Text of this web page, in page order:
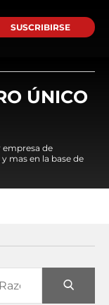
SUSCRIBIRSE
ÚNICO
empresa de
mas en la base de